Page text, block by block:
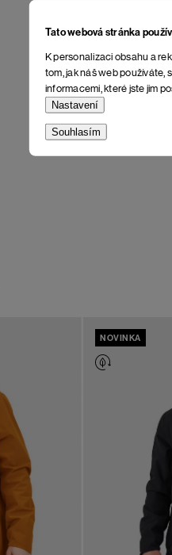
Tato webová stránka
K personalizaci obsahu a
tom, jak náš web používáte,
informacemi, které jste jim
Nastavení
Souhlasím
NOVINKA